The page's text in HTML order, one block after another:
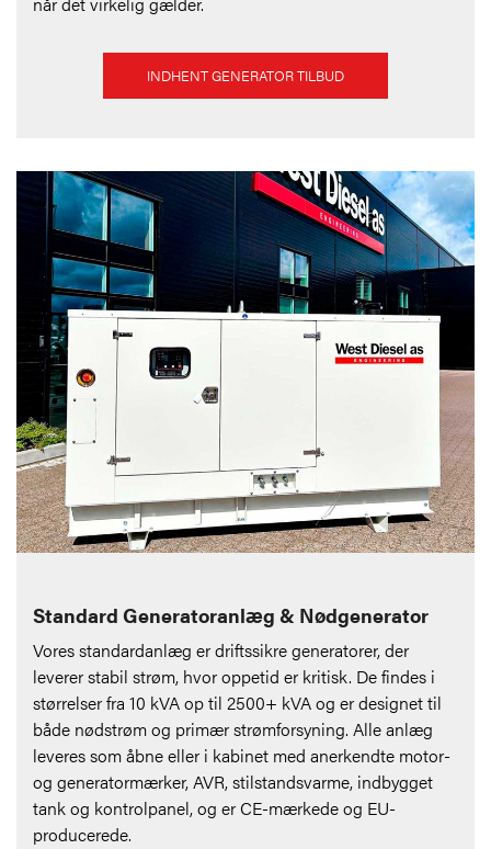
INDHENT GENERATOR TILBUD
Standard Generatoranlæg & Nødgenerator
Vores standardanlæg er driftssikre generatorer, der
leverer stabil strøm, hvor oppetid er kritisk. De findes i
størrelser fra 10 kVA op til 2500+ kVA og er designet til
både nødstrøm og primær strømforsyning. Alle anlæg
leveres som åbne eller i kabinet med anerkendte motor-
og generatormærker, AVR, stilstandsvarme, indbygget
tank og kontrolpanel, og er CE-mærkede og EU-
producerede.